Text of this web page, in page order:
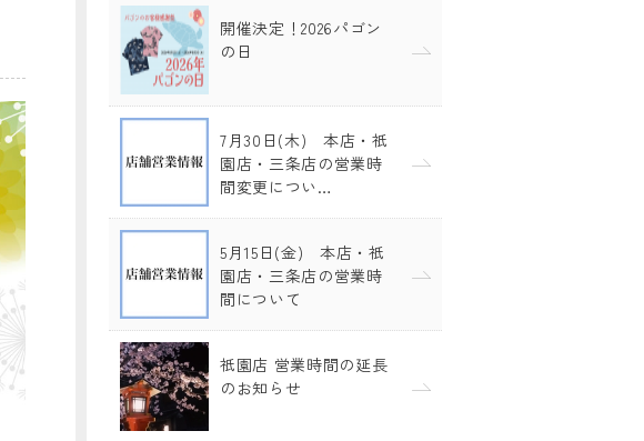
開催決定！2026パゴン
の日
7月30日(木) 本店・祇
園店・三条店の営業時
間変更につい…
5月15日(金) 本店・祇
園店・三条店の営業時
間について
祇園店 営業時間の延長
のお知らせ